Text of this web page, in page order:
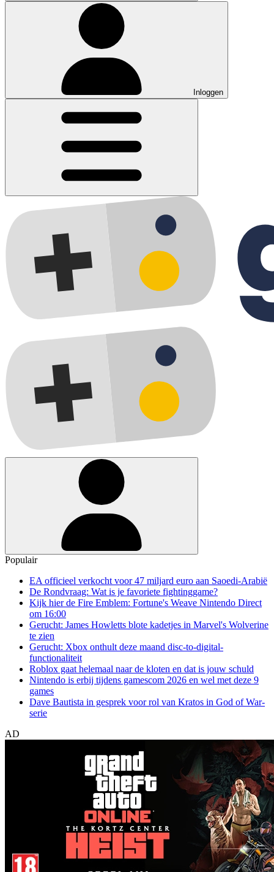
Inloggen
Populair
EA officieel verkocht voor 47 miljard euro aan Saoedi-Arabië
De Rondvraag: Wat is je favoriete fightinggame?
Kijk hier de Fire Emblem: Fortune's Weave Nintendo Direct
om 16:00
Gerucht: James Howletts blote kadetjes in Marvel's Wolverine
te zien
Gerucht: Xbox onthult deze maand disc-to-digital-
functionaliteit
Roblox gaat helemaal naar de kloten en dat is jouw schuld
Nintendo is erbij tijdens gamescom 2026 en wel met deze 9
games
Dave Bautista in gesprek voor rol van Kratos in God of War-
serie
AD